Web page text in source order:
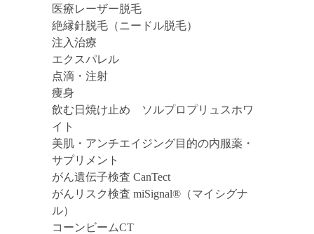
医療レーザー脱毛
絶縁針脱毛（ニードル脱毛）
注入治療
エクスパレル
点滴・注射
痩身
飲む日焼け止め ソルプロプリュスホワ
イト
美肌・アンチエイジング目的の内服薬・
サプリメント
がん遺伝子検査 CanTect
がんリスク検査 miSignal®（マイシグナ
ル）
コーンビームCT